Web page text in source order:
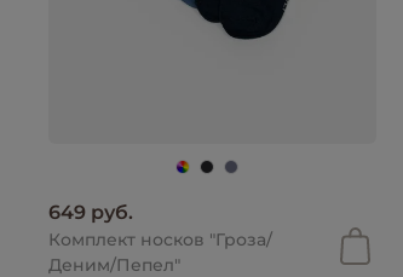
649 руб.
Комплект носков "Гроза/
Деним/Пепел"